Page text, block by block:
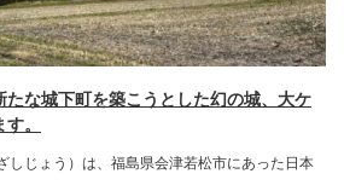
な城下町を築こうとした幻の城、大ケ
。
しじょう）は、福島県会津若松市にあった日本